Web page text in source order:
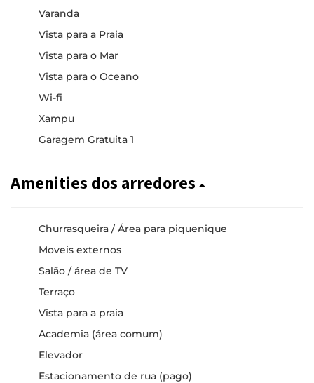
Varanda
Vista para a Praia
Vista para o Mar
Vista para o Oceano
Wi-fi
Xampu
Garagem Gratuita 1
Amenities dos arredores
Churrasqueira / Área para piquenique
Moveis externos
Salão / área de TV
Terraço
Vista para a praia
Academia (área comum)
Elevador
Estacionamento de rua (pago)